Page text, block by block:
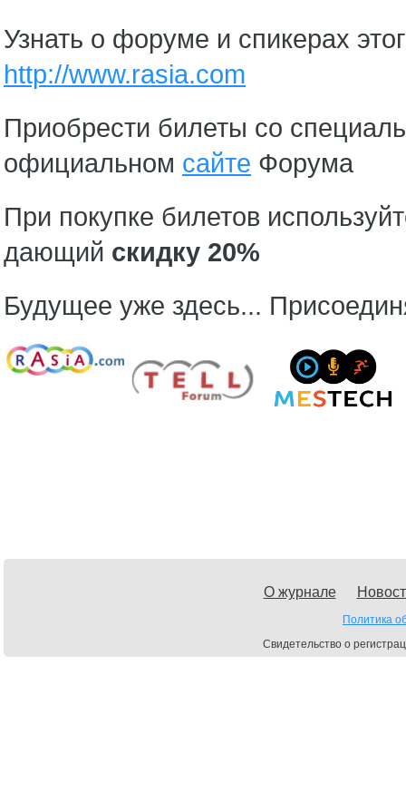
Узнать о форуме и спикерах
http://www.rasia.com
Приобрести билеты со
официальном сайте Форума
При покупке билетов
дающий скидку 20%
Будущее уже здесь...
О журнале
Политика
Свидетельство о